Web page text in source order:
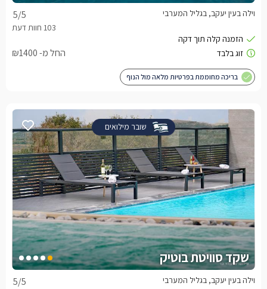
5/5 וילה בעין יעקב, בגליל המערבי
החל מ- ₪1400
בריכה מחוממת בפרטיות מלאה מול הנוף
שובר מילואים
שקד סוויטת בוטיק
5/5 וילה בעין יעקב, בגליל המערבי